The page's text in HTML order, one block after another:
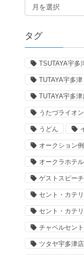
タグ
TSUTAYA宇多
TUTAYA宇多津
TUTAYA宇多津
うたづライオ
うどん
オークション
オークラホテ
ゲストスピーチ
セント・カテ
セント・カテ
チャペルセン
ツタヤ宇多津店